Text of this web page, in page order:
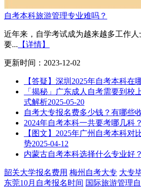
自考本科旅游管理专业难吗？
近年来，自学考试成为越来越多工作
要... 【详情】
更新时间：2023-12-02
【答疑】深圳2025年自考本科在
「揭秘」广东成人自考需要到校
式解析2025-05-20
自考大专报名费多少钱？有哪些
2024年自考本科一共要考哪几科？
【图文】2025年广州自考本科对
势2025-04-12
内蒙古自考本科选择什么专业好？
韶关大学报名费用 梅州自考大专 大专
东莞10月自考报名时间 国际旅游管理